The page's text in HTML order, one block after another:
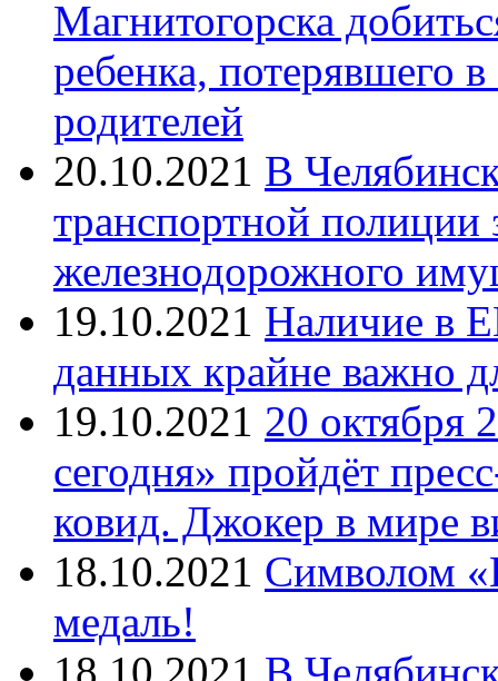
Магнитогорска
ребенка, потерявшего
родителей
20.10.2021 В
транспортной
железнодорожного
19.10.2021 Наличие в
данных крайне важно
19.10.2021 20 октября
сегодня» пройдёт
ковид. Джокер в мире
18.10.2021 Символом
медаль!